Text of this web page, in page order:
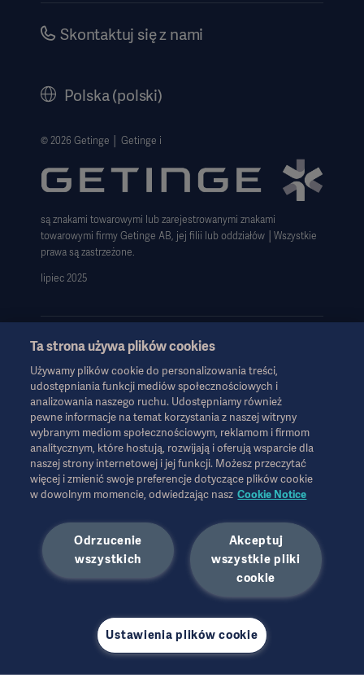
Dyrektywa o ochronie sygnalistów
Kariera
Polityka prywatności strony internetowej
Zastrzeżenie dotyczące korzystania z witryny
Informacja o plikach cookie
Deklaracja zgodności z GDPR
Strategia podatkowa 2023
Skontaktuj się z nami
Polska (polski)
© 2026 Getinge │ Getinge i
są znakami towarowymi lub zarejestrowanymi znakami
towarowymi firmy Getinge AB, jej filii lub oddziałów │Wszystkie
prawa są zastrzeżone.
lipiec 2025
Informacje te są przeznaczone wyłącznie dla pracowników służby
zdrowia lub innych profesjonalnych odbiorców i mają charakter
wyłącznie informacyjny, nie są wyczerpujące i dlatego nie należy
ich traktować jako zamiennika instrukcji obsługi, instrukcji
serwisowej lub porady lekarskiej. Firma Getinge nie ponosi
odpowiedzialności za jakiekolwiek działania lub zaniechania
jakiejkolwiek strony oparte na tych materiałach, a poleganie na
nich odbywa się wyłącznie na ryzyko użytkownika.
dostępne lub dozwolone w danym kraju. Informacji nie wolno
kopiować ani wykorzystywać, w całości lub w części, bez
pisemnej zgody firmy Getinge.
Informacje te są przeznaczone dla międzynarodowej
rozmówcy i nie muszą odzwierciedlać ani reprezentować
poglądów firmy Getinge
Ta strona używa plików cookies
Używamy plików cookie do personalizowania treści,
udostępniania funkcji mediów społecznościowych i
analizowania naszego ruchu. Udostępniamy również
pewne informacje na temat korzystania z naszej witryny
wybranym mediom społecznościowym, reklamom i firmom
analitycznym, które hostują, rozwijają i oferują wsparcie dla
naszej strony internetowej i jej funkcji. Możesz przeczytać
więcej i zmienić swoje preferencje dotyczące plików cookie
w dowolnym momencie, odwiedzając nasz Cookie Notice
Akceptuj
wszystkie pliki
cookie
Odrzucenie
wszystkich
Ustawienia plików cookie